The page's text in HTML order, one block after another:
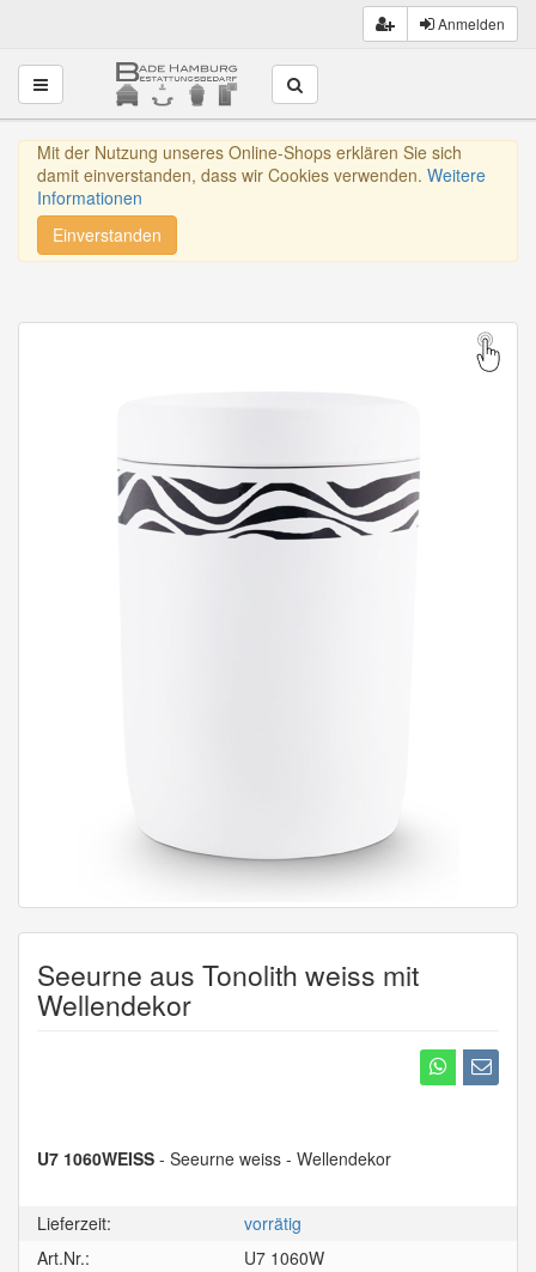
Anmelden
Toggle navigation
Mit der Nutzung unseres Online-Shops erklären Sie sich
damit einverstanden, dass wir Cookies verwenden. Weitere
Informationen
Einverstanden
Seeurne aus Tonolith weiss mit
Wellendekor
U7 1060WEISS - Seeurne weiss - Wellendekor
Lieferzeit:
vorrätig
Art.Nr.:
U7 1060W